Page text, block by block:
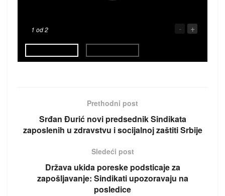
1 od 2 - +
Prethodni post
Srđan Đurić novi predsednik Sindikata
zaposlenih u zdravstvu i socijalnoj zaštiti Srbije
Sledeći post
Država ukida poreske podsticaje za
zapošljavanje: Sindikati upozoravaju na
posledice